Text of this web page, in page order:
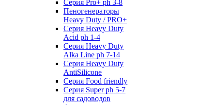
Серия Pro+ ph 3-8
Пеногенераторы
Heavy Duty / PRO+
Серия Heavy Duty
Acid ph 1-4
Серия Heavy Duty
Alka Line ph 7-14
Серия Heavy Duty
AntiSilicone
Серия Food friendly
Серия Super ph 5-7
для садоводов